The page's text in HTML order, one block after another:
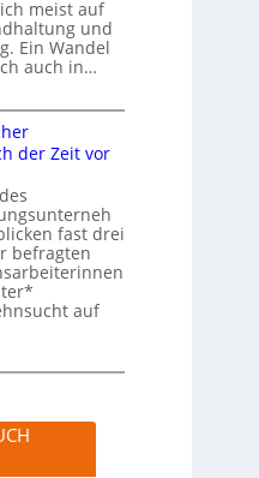
meist auf
und
Ein Wandel
auch in…
der Zeit vor
fast drei
befragten
auf